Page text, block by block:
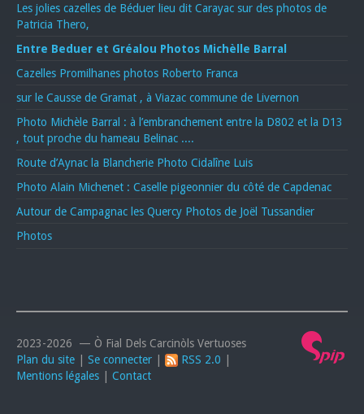
Les jolies cazelles de Béduer lieu dit Carayac sur des photos de
Patricia Thero,
Entre Beduer et Gréalou Photos Michèlle Barral
Cazelles Promilhanes photos Roberto Franca
sur le Causse de Gramat , à Viazac commune de Livernon
Photo Michèle Barral : à l’embranchement entre la D802 et la D13
, tout proche du hameau Belinac ....
Route d’Aynac la Blancherie Photo Cidalîne Luis
Photo Alain Michenet : Caselle pigeonnier du côté de Capdenac
Autour de Campagnac les Quercy Photos de Joël Tussandier
Photos
2023-2026 — Ò Fial Dels Carcinòls Vertuoses
Plan du site | Se connecter | RSS 2.0 |
Mentions légales | Contact